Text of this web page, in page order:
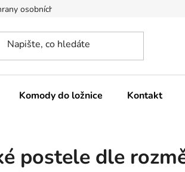
osobních údajů
Komody do ložnice Kontakt
postele dle